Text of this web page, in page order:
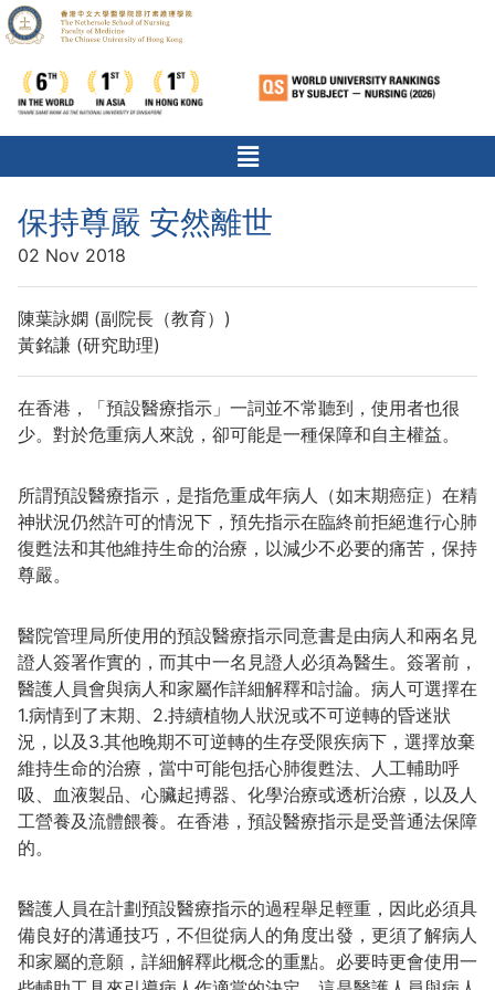
保持尊嚴 安然離世
02 Nov 2018
陳葉詠嫻 (副院長（教育）)
黃銘謙 (研究助理)
在香港，「預設醫療指示」一詞並不常聽到，使用者也很
少。對於危重病人來說，卻可能是一種保障和自主權益。
所謂預設醫療指示，是指危重成年病人（如末期癌症）在精
神狀況仍然許可的情況下，預先指示在臨終前拒絕進行心肺
復甦法和其他維持生命的治療，以減少不必要的痛苦，保持
尊嚴。
醫院管理局所使用的預設醫療指示同意書是由病人和兩名見
證人簽署作實的，而其中一名見證人必須為醫生。簽署前，
醫護人員會與病人和家屬作詳細解釋和討論。病人可選擇在
1.病情到了末期、2.持續植物人狀況或不可逆轉的昏迷狀
況，以及3.其他晚期不可逆轉的生存受限疾病下，選擇放棄
維持生命的治療，當中可能包括心肺復甦法、人工輔助呼
吸、血液製品、心臟起搏器、化學治療或透析治療，以及人
工營養及流體餵養。在香港，預設醫療指示是受普通法保障
的。
醫護人員在計劃預設醫療指示的過程舉足輕重，因此必須具
備良好的溝通技巧，不但從病人的角度出發，更須了解病人
和家屬的意願，詳細解釋此概念的重點。必要時更會使用一